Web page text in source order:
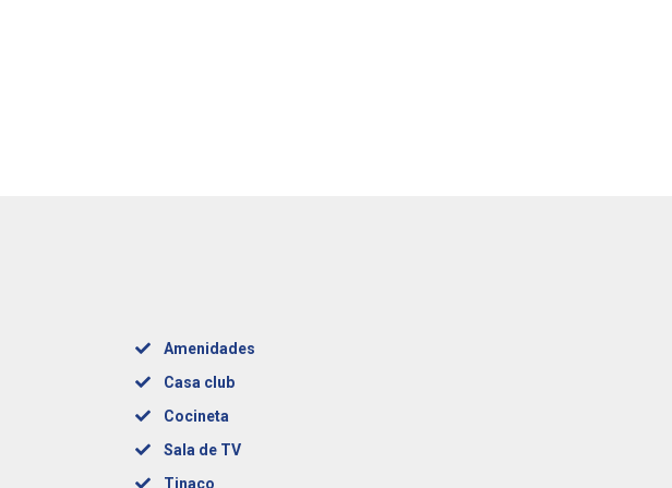
Amenidades
Casa club
Cocineta
Sala de TV
Tinaco